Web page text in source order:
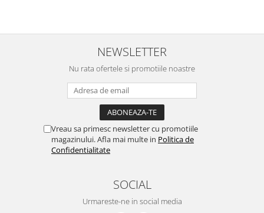
NEWSLETTER
Nu rata ofertele si promotiile noastre
Vreau sa primesc newsletter cu promotiile
magazinului. Afla mai multe in Politica de
Confidentialitate
SOCIAL
Urmareste-ne in social media